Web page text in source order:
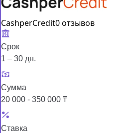
CashperCredit0 отзывов
Срок
1 – 30 дн.
Сумма
20 000 - 350 000 ₸
Ставка